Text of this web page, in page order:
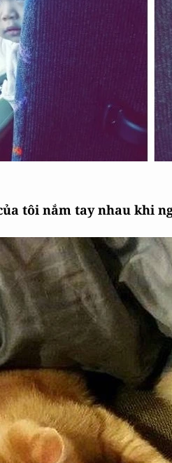
tôi nắm tay nhau khi